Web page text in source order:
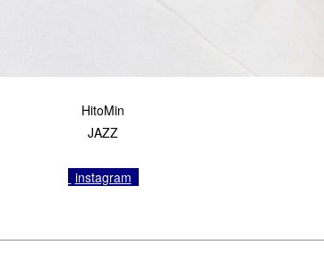
HitoMin
JAZZ
instagram